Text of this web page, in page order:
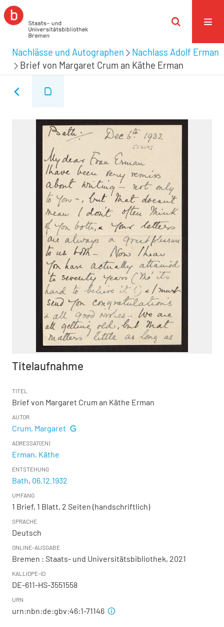
Nachlässe und Autographen
Nachlass Adolf Erman
Brief von Margaret Crum an Käthe Erman
Titelaufnahme
TITEL
Brief von Margaret Crum an Käthe Erman
AUTOR
Crum, Margaret
ADRESSAT(EN)
Erman, Käthe
ENTSTEHUNG
Bath, 06.12.1932
UMFANG
1 Brief, 1 Blatt, 2 Seiten (handschriftlich)
SPRACHE
Deutsch
ONLINE-AUSGABE
Bremen : Staats- und Universitätsbibliothek, 2021
KALLIOPE-ID
DE-611-HS-3551558
URN
urn:nbn:de:gbv:46:1-71146